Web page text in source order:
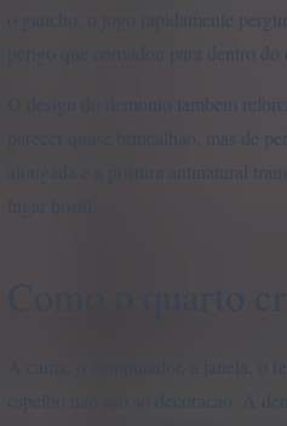
o gancho; o jogo rapidamente
perigo que convidou para dentro do
O design do demonio tambem
parecer quase brincalhao, mas de
alongada e a postura antinatural